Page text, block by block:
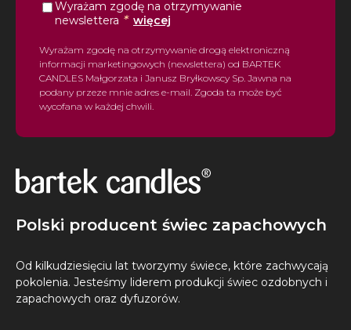
Wyrażam zgodę na otrzymywanie
newslettera * więcej
Wyrażam zgodę na otrzymywanie drogą elektroniczną
informacji marketingowych (newslettera) od BARTEK
CANDLES Małgorzata i Janusz Bryłkowscy Sp. Jawna na
podany przeze mnie adres e-mail. Zgoda ta może być
wycofana w każdej chwili.
Polski producent świec zapachowych
Od kilkudziesięciu lat tworzymy świece, które zachwycają
pokolenia. Jesteśmy liderem produkcji świec ozdobnych i
zapachowych oraz dyfuzorów.